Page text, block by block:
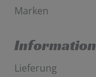
Marken
Information
Lieferung